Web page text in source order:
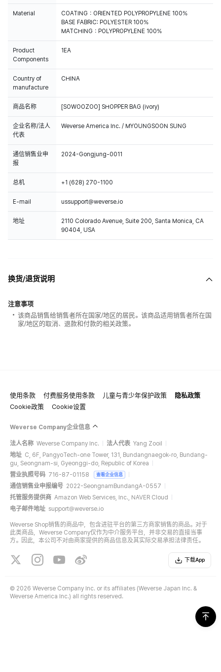
Material
COATING：ORIENTED POLYPROPYLENE 100%
BASE FABRIC: POLYESTER 100%
MATCHING：POLYPROPYLENE 100%
Product
Components
1EA
Country of
manufacture
CHINA
商品名称 [SOWOOZOO] SHOPPER BAG (ivory)
企业名称/法人
代表
Weverse America Inc. / MYOUNGSOON SUNG
通信销售业申
报
2024-Gongjung-0011
总机 +1 (628) 270-1100
E-mail ussupport@weverse.io
地址
2110 Colorado Avenue, Suite 200, Santa Monica, CA
90404, USA
换货/退货说明
注意事项
该商品销售给销售者所在国家/地区的居民。该商品适用销售者所在国
家/地区的取消、退款和付款的相关政策。
使用条款 付费服务使用条款 儿童与青少年保护政策
隐私政策
Cookie政策
Cookie设置
Weverse Company企业信息
法人名称 Weverse Company Inc. 法人代表 Yang Zooil
地址 C, 6F, PangyoTech-one Tower, 131, Bundangnaegok-ro, Bundang-
gu, Seongnam-si, Gyeonggi-do, Republic of Korea
营业执照号码 716-87-01158 查看企业信息
通信销售业申报编号 2022-SeongnamBundangA-0557
托管服务提供商 Amazon Web Services, Inc., NAVER Cloud
电子邮件地址 support@weverse.io
Weverse Shop销售的商品中，包含进驻平台的第三方商家销售的商品。对于
此类商品，Weverse Company仅作为中介服务平台，并非交易的直接当事
方。因此，本公司不对由商家提供的商品信息及其实际交易承担法律责任。
下载App
© 2026 Weverse Company Inc. or its affiliates (Weverse Japan Inc. &
Weverse America Inc.) all rights reserved.